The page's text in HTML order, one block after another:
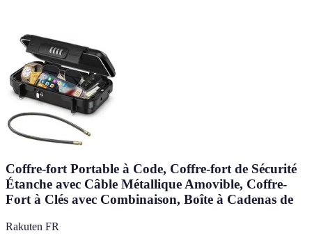
Coffre-fort Portable à Code, Coffre-fort de Sécurité
Étanche avec Câble Métallique Amovible, Coffre-
Fort à Clés avec Combinaison, Boîte à Cadenas de
Rakuten FR